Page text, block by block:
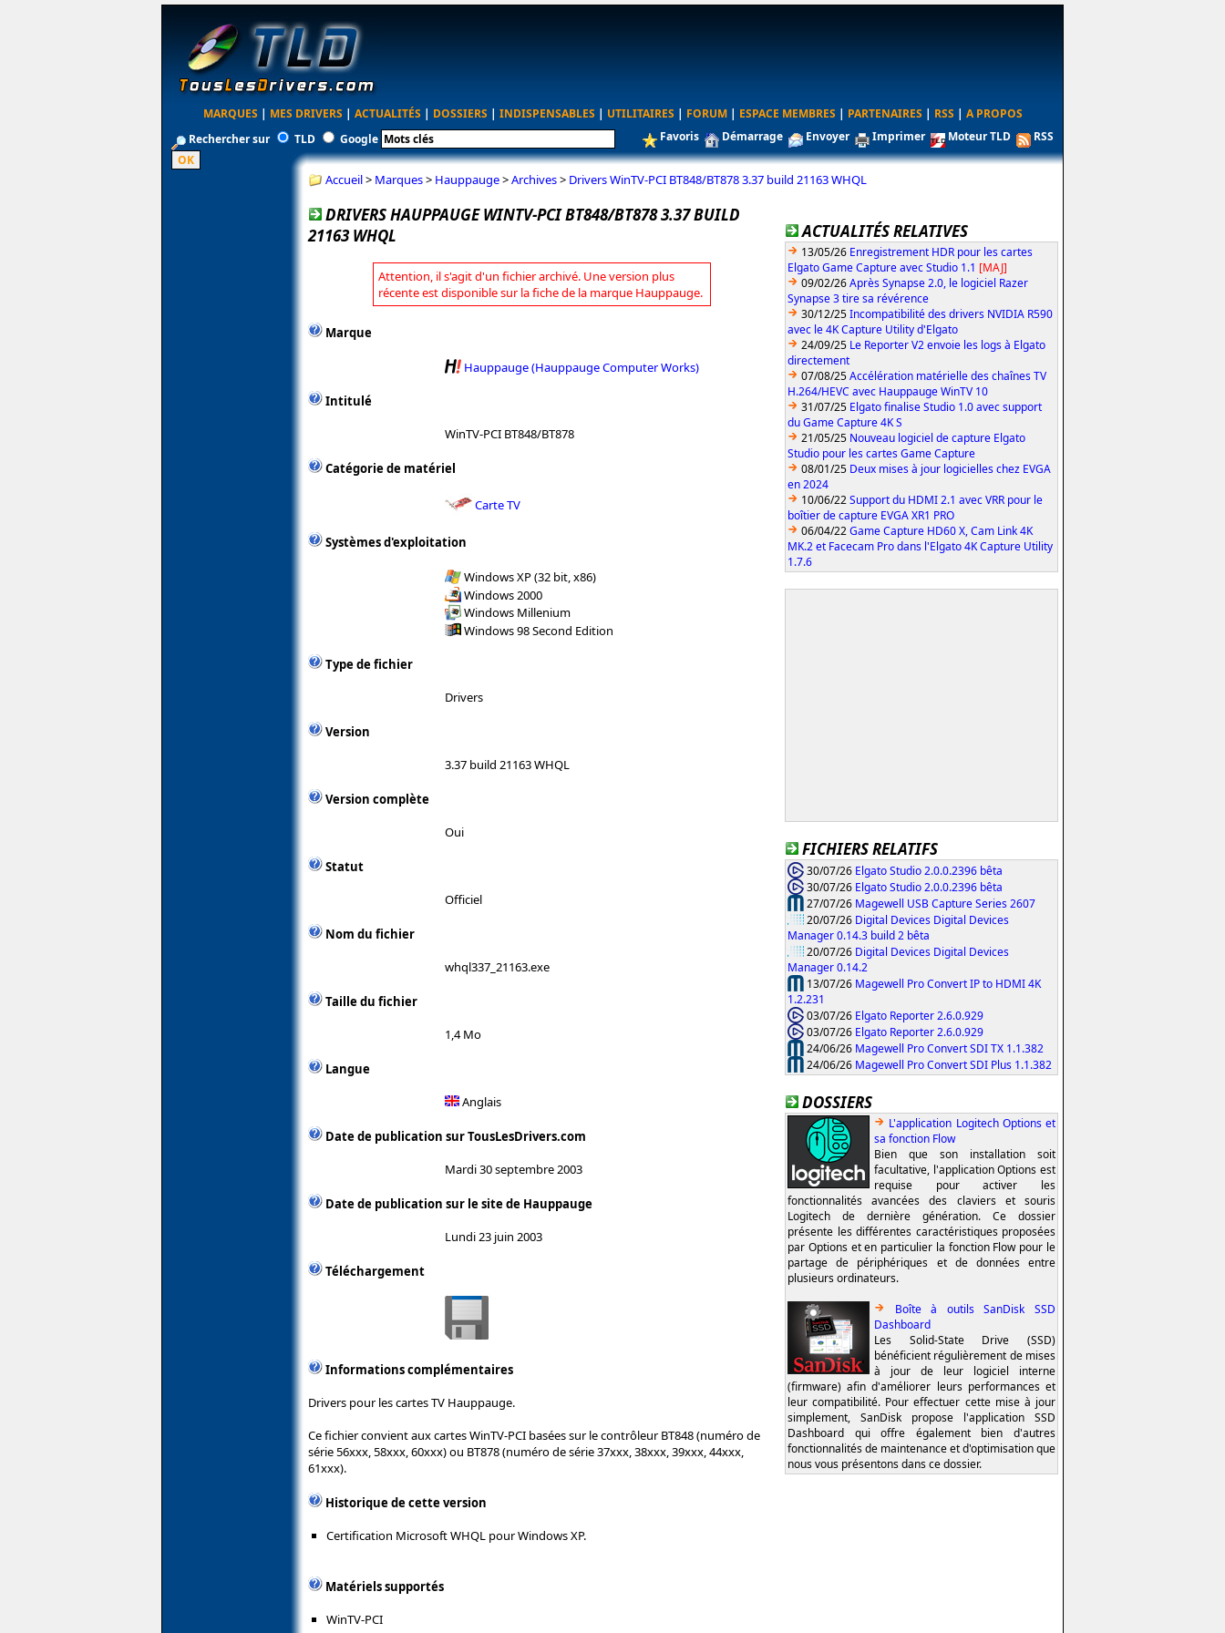
MARQUES | MES DRIVERS | ACTUALITÉS | DOSSIERS | INDISPENSABLES | UTILITAIRES | FORUM | ESPACE MEMBRES | PARTENAIRES | RSS | A PROPOS
Rechercher sur
TLD Google Favoris Démarrage Envoyer Imprimer Moteur TLD RSS
Accueil> Marques> Hauppauge>Archives> Drivers WinTV-PCI BT848/BT878 3.37 build 21163 WHQL
DRIVERS HAUPPAUGE WINTV-PCI BT848/BT878 3.37 BUILD
21163 WHQL
Attention, il s'agit d'un fichier archivé. Une version plus
récente est disponible sur la fiche de la marque Hauppauge.
Marque
Hauppauge (Hauppauge Computer Works)
Intitulé
WinTV-PCI BT848/BT878
Catégorie de matériel
Carte TV
Systèmes d'exploitation
Windows XP (32 bit, x86)
Windows 2000
Windows Millenium
Windows 98 Second Edition
Type de fichier
Drivers
Version
3.37 build 21163 WHQL
Version complète
Oui
Statut
Officiel
Nom du fichier
whql337_21163.exe
Taille du fichier
1,4 Mo
Langue
Anglais
Date de publication sur TousLesDrivers.com
Mardi 30 septembre 2003
Date de publication sur le site de Hauppauge
Lundi 23 juin 2003
Téléchargement
Informations complémentaires
Drivers pour les cartes TV Hauppauge.
Ce fichier convient aux cartes WinTV-PCI basées sur le contrôleur BT848 (numéro de
série 56xxx, 58xxx, 60xxx) ou BT878 (numéro de série 37xxx, 38xxx, 39xxx, 44xxx,
61xxx).
Historique de cette version
Certification Microsoft WHQL pour Windows XP.
Matériels supportés
WinTV-PCI
ACTUALITÉS RELATIVES
13/05/26 Enregistrement HDR pour les cartes
Elgato Game Capture avec Studio 1.1 [MAJ]
09/02/26Après Synapse 2.0, le logiciel Razer
Synapse 3 tire sa révérence
30/12/25Incompatibilité des drivers NVIDIA R590
avec le 4K Capture Utility d'Elgato
24/09/25 Le Reporter V2 envoie les logs à Elgato
directement
07/08/25Accélération matérielle des chaînes TV
H.264/HEVC avec Hauppauge WinTV 10
31/07/25 Elgato finalise Studio 1.0 avec support
du Game Capture 4K S
21/05/25 Nouveau logiciel de capture Elgato
Studio pour les cartes Game Capture
08/01/25 Deux mises à jour logicielles chez EVGA
en 2024
10/06/22Support du HDMI 2.1 avec VRR pour le
boîtier de capture EVGA XR1 PRO
06/04/22Game Capture HD60 X, Cam Link 4K
MK.2 et Facecam Pro dans l'Elgato 4K Capture Utility
1.7.6
FICHIERS RELATIFS
30/07/26 Elgato Studio 2.0.0.2396 bêta
30/07/26 Elgato Studio 2.0.0.2396 bêta
27/07/26 Magewell USB Capture Series 2607
20/07/26 Digital Devices Digital Devices
Manager 0.14.3 build 2 bêta
20/07/26 Digital Devices Digital Devices
Manager 0.14.2
13/07/26 Magewell Pro Convert IP to HDMI 4K
1.2.231
03/07/26 Elgato Reporter 2.6.0.929
03/07/26 Elgato Reporter 2.6.0.929
24/06/26 Magewell Pro Convert SDI TX 1.1.382
24/06/26 Magewell Pro Convert SDI Plus 1.1.382
DOSSIERS
L'application Logitech Options et
sa fonction Flow
Bien que son installation soit
facultative, l'application Options est
requise pour activer les
fonctionnalités avancées des claviers et souris
Logitech de dernière génération. Ce dossier
présente les différentes caractéristiques proposées
par Options et en particulier la fonction Flow pour le
partage de périphériques et de données entre
plusieurs ordinateurs.
Boîte à outils SanDisk SSD
Dashboard
Les Solid-State Drive (SSD)
bénéficient régulièrement de mises
à jour de leur logiciel interne
(firmware) afin d'améliorer leurs performances et
leur compatibilité. Pour effectuer cette mise à jour
simplement, SanDisk propose l'application SSD
Dashboard qui offre également bien d'autres
fonctionnalités de maintenance et d'optimisation que
nous vous présentons dans ce dossier.